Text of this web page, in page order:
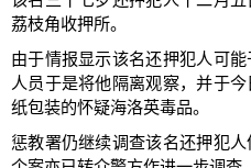
荔枝角收押所。
由于情报显示该名还押犯人可
人员于是将他隔离观察，并于
纸包装的怀疑海洛英毒品。
惩教署仍继续调查该名还押犯